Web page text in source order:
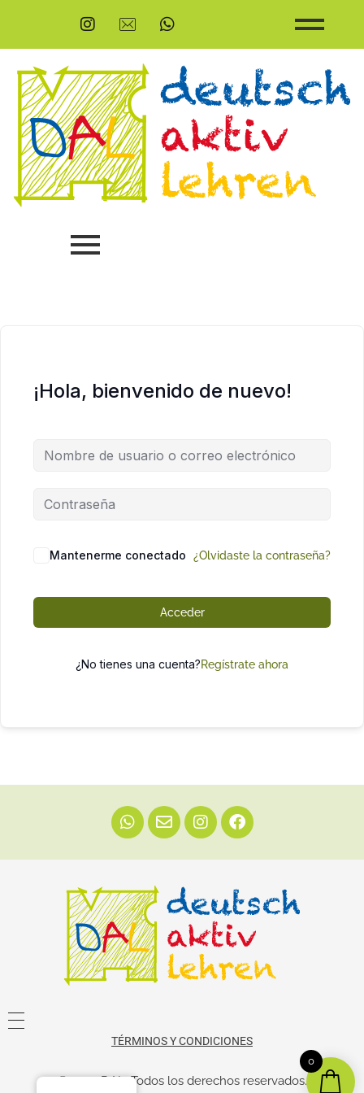
¡Hola, bienvenido de nuevo!
Mantenerme conectado ¿Olvidaste la contraseña?
Acceder
¿No tienes una cuenta?Regístrate ahora
TÉRMINOS Y CONDICIONES
© 2022 DAL. Todos los derechos reservados.
0